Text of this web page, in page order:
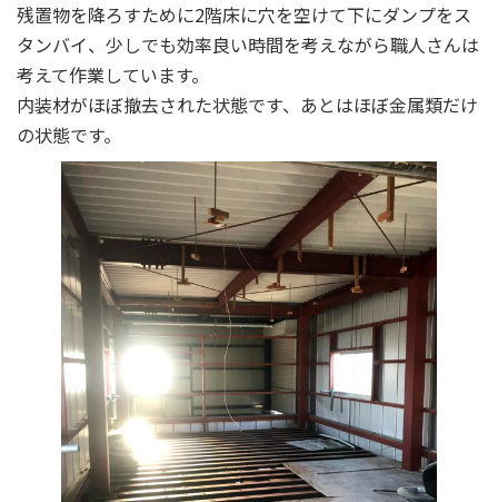
残置物を降ろすために2階床に穴を空けて下にダンプをス
タンバイ、少しでも効率良い時間を考えながら職人さんは
考えて作業しています。
内装材がほぼ撤去された状態です、あとはほぼ金属類だけ
の状態です。